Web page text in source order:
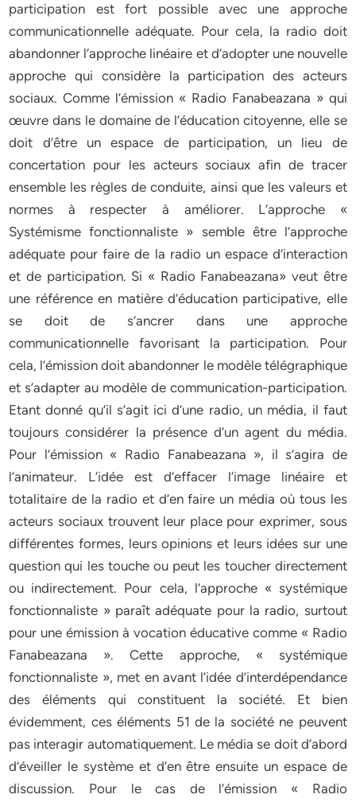
participation est fort possible avec une approche
communicationnelle adéquate. Pour cela, la radio doit
abandonner l’approche linéaire et d’adopter une nouvelle
approche qui considère la participation des acteurs
sociaux. Comme l’émission « Radio Fanabeazana » qui
œuvre dans le domaine de l’éducation citoyenne, elle se
doit d’être un espace de participation, un lieu de
concertation pour les acteurs sociaux afin de tracer
ensemble les règles de conduite, ainsi que les valeurs et
normes à respecter à améliorer. L’approche «
Systémisme fonctionnaliste » semble être l’approche
adéquate pour faire de la radio un espace d’interaction
et de participation. Si « Radio Fanabeazana» veut être
une référence en matière d’éducation participative, elle
se doit de s’ancrer dans une approche
communicationnelle favorisant la participation. Pour
cela, l’émission doit abandonner le modèle télégraphique
et s’adapter au modèle de communication-participation.
Etant donné qu’il s’agit ici d’une radio, un média, il faut
toujours considérer la présence d’un agent du média.
Pour l’émission « Radio Fanabeazana », il s’agira de
l’animateur. L’idée est d’effacer l’image linéaire et
totalitaire de la radio et d’en faire un média où tous les
acteurs sociaux trouvent leur place pour exprimer, sous
différentes formes, leurs opinions et leurs idées sur une
question qui les touche ou peut les toucher directement
ou indirectement. Pour cela, l’approche « systémique
fonctionnaliste » paraît adéquate pour la radio, surtout
pour une émission à vocation éducative comme « Radio
Fanabeazana ». Cette approche, « systémique
fonctionnaliste », met en avant l’idée d’interdépendance
des éléments qui constituent la société. Et bien
évidemment, ces éléments 51 de la société ne peuvent
pas interagir automatiquement. Le média se doit d’abord
d’éveiller le système et d’en être ensuite un espace de
discussion. Pour le cas de l’émission « Radio